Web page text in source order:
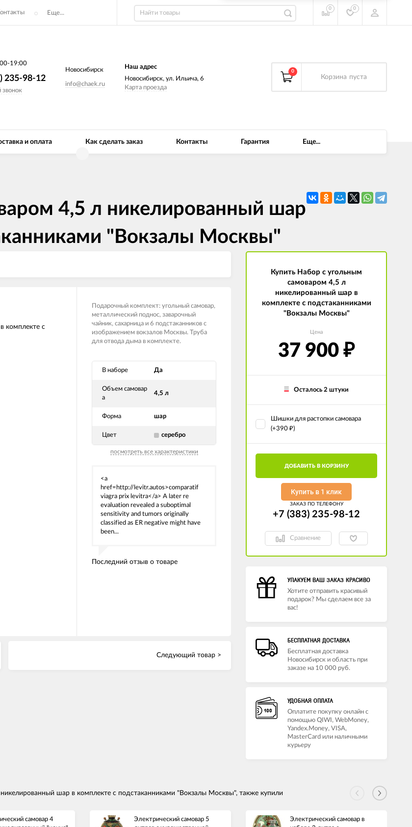
Еще...
0 0
19:00
235-98-12
Новосибирск
info@chaek.ru
Наш адрес
Новосибирск, ул. Ильича, 6
Карта проезда
0
Корзина пуста
и оплата Как сделать заказ Контакты Гарантия Еще...
4,5 л никелированный шар
"Вокзалы Москвы"
Подарочный комплект: угольный самовар,
металлический поднос, заварочный
чайник, сахарница и 6 подстаканников с
изображением вокзалов Москвы. Труба
для отвода дыма в комплекте.
В наборе Да
Объем самовар
а
4,5 л
Форма шар
Цвет серебро
посмотреть все характеристики
<a
href=http://levitr.autos>comparatif
viagra prix levitra</a> A later re
evaluation revealed a suboptimal
sensitivity and tumors originally
classified as ER negative might have
been...
Последний отзыв о товаре
Следующий товар >
Купить Набор с угольным
самоваром 4,5 л
никелированный шар в
комплекте с подстаканниками
"Вокзалы Москвы"
Цена
37 900 ₽
Осталось 2 штуки
Шишки для растопки самовара
(+390 ₽)
ДОБАВИТЬ В КОРЗИНУ
Купить в 1 клик
ЗАКАЗ ПО ТЕЛЕФОНУ
+7 (383) 235-98-12
Сравнение
УПАКУЕМ ВАШ ЗАКАЗ КРАСИВО
Хотите отправить красивый
подарок? Мы сделаем все за
вас!
БЕСПЛАТНАЯ ДОСТАВКА
Бесплатная доставка
Новосибирск и область при
заказе на 10 000 руб.
УДОБНАЯ ОПЛАТА
Оплатите покупку онлайн с
помощью QIWI, WebMoney,
Yandex.Money, VISA,
MasterCard или наличными
курьеру
шар в комплекте с подстаканниками "Вокзалы Москвы", также купили
самовар 4
Электрический самовар 5
Электрический самовар в